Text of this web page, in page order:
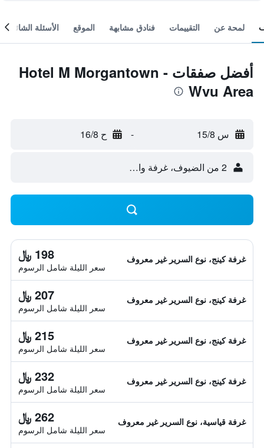
لمحة عن التقييمات فنادق مشابهة الموقع الأسئلة الشائعة
أفضل صفقات Hotel M Morgantown -
Wvu Area
س 15/8 - ح 16/8
2 من الضيوف، غرفة واحدة
غرفة كينج، نوع السرير غير معروف 198 ﷼
سعر الليلة شامل الرسوم
غرفة كينج، نوع السرير غير معروف 207 ﷼
سعر الليلة شامل الرسوم
غرفة كينج، نوع السرير غير معروف 215 ﷼
سعر الليلة شامل الرسوم
غرفة كينج، نوع السرير غير معروف 232 ﷼
سعر الليلة شامل الرسوم
غرفة قياسية، نوع السرير غير معروف 262 ﷼
سعر الليلة شامل الرسوم